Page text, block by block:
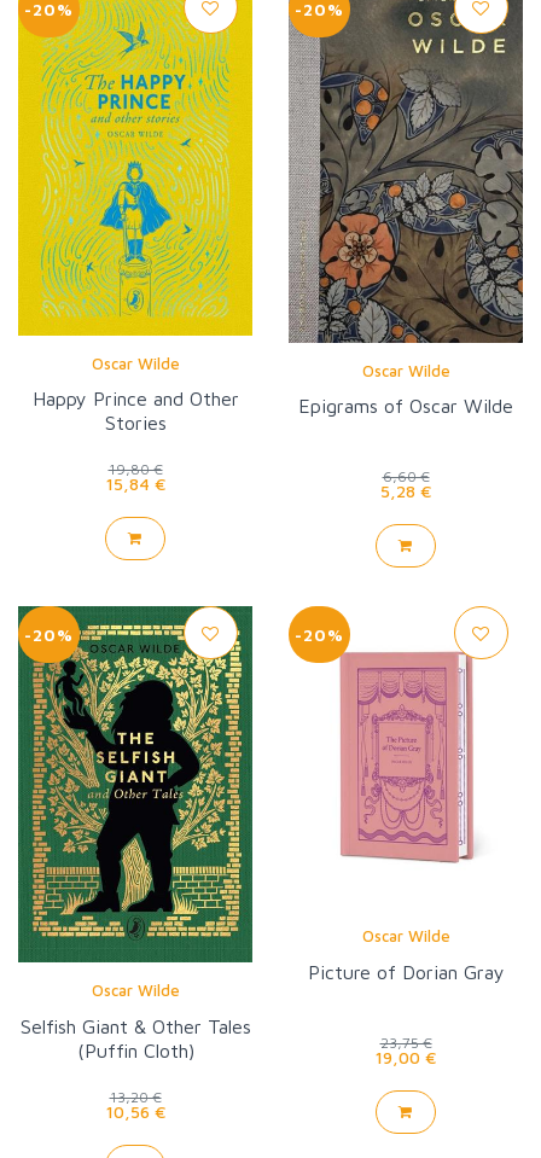
-20%
Oscar Wilde
Happy Prince and Other
Stories
19,80 €
15,84 €
-20%
Oscar Wilde
Epigrams of Oscar Wilde
6,60 €
5,28 €
-20%
Oscar Wilde
Selfish Giant & Other Tales
(Puffin Cloth)
13,20 €
10,56 €
-20%
Oscar Wilde
Picture of Dorian Gray
23,75 €
19,00 €